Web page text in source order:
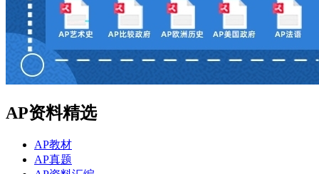
AP资料精选
AP教材
AP真题